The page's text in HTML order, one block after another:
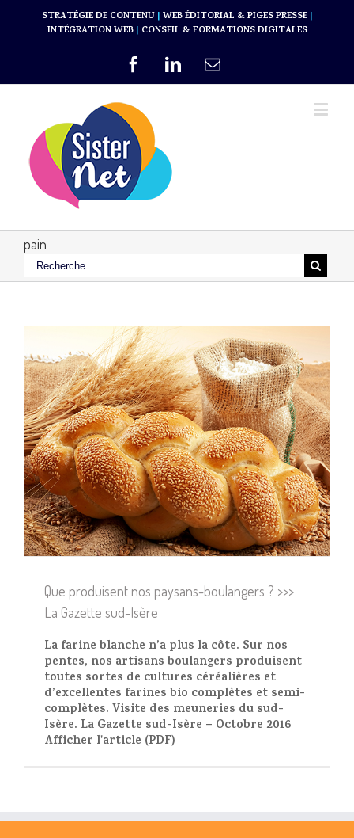
STRATÉGIE DE CONTENU | WEB ÉDITORIAL & PIGES PRESSE |
INTÉGRATION WEB | CONSEIL & FORMATIONS DIGITALES
pain
Que produisent nos paysans-boulangers ? >>>
La Gazette sud-Isère
La farine blanche n’a plus la côte. Sur nos
pentes, nos artisans boulangers produisent
toutes sortes de cultures céréalières et
d’excellentes farines bio complètes et semi-
complètes. Visite des meuneries du sud-
Isère. La Gazette sud-Isère – Octobre 2016
Afficher l'article (PDF)